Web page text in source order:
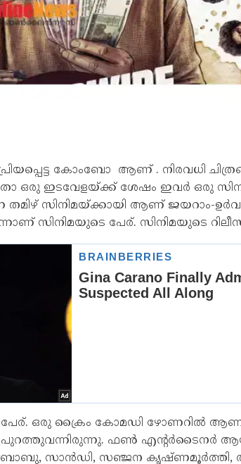
കോംബോ ആണ് . നിരവധി
ഒരു ഇടവേളയ്ക്ക് ശേഷം ഇവർ ഒരു
തമിഴ് സിനിമയ്ക്കായി ആണ് ജയറാം-
സിനിമയുടെ പേര്. സിനിമയുടെ റിലീസ്
ഒരു ക്രൈം കോമഡി ഴോണറിൽ ആണ്
പുറത്തുവന്നിരുന്നു. ഫൺ എന്റർടൈനർ
ബാബു, സാൻഡി, സഞ്ജന കൃഷ്ണമൂർത്തി,